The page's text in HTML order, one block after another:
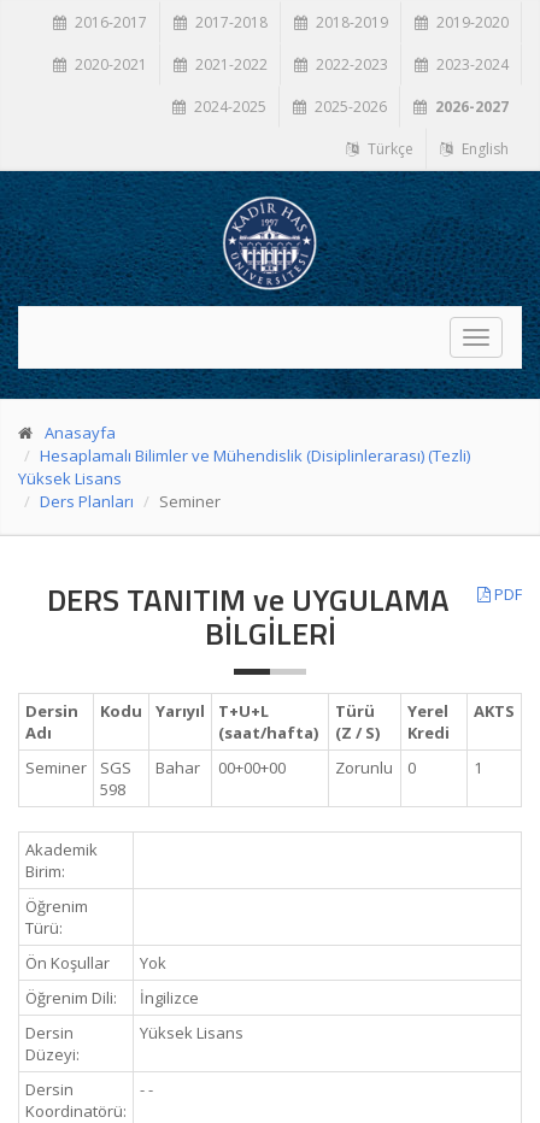
2016-2017 2017-2018 2018-2019 2019-2020
2020-2021 2021-2022 2022-2023 2023-2024
2024-2025 2025-2026 2026-2027
Türkçe English
Toggle
Anasayfa
Hesaplamalı Bilimler ve Mühendislik (Disiplinlerarası) (Tezli)
Yüksek Lisans
Ders Planları
Seminer
PDF
DERS TANITIM ve UYGULAMA
BİLGİLERİ
Dersin
Adı
Kodu Yarıyıl
T+U+L
(saat/hafta)
Türü
(Z / S)
Yerel
Kredi
AKTS
Seminer
SGS
598
Bahar 00+00+00 Zorunlu 0 1
Akademik
Birim:
Öğrenim
Türü:
Ön Koşullar
Yok
Öğrenim Dili:
İngilizce
Dersin
Düzeyi:
Yüksek Lisans
Dersin
Koordinatörü:
- -